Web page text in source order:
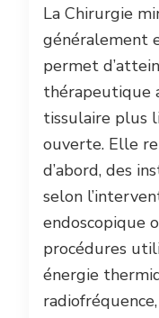
La Chirurgie
généralement
permet
thérapeutique
tissulaire plus
ouverte. Elle
d’abord, des
selon
endoscopique
procédures
énergie